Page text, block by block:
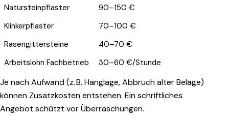
Natursteinpflaster
90–150 €
Klinkerpflaster
70–100 €
Rasengittersteine
40–70 €
Arbeitslohn Fachbetrieb
30–60 €/Stunde
Je nach Aufwand (z. B. Hanglage, Abbruch alter Beläge)
können Zusatzkosten entstehen. Ein schriftliches
Angebot schützt vor Überraschungen.